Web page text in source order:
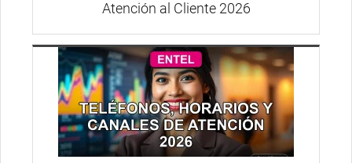
Atención al Cliente 2026